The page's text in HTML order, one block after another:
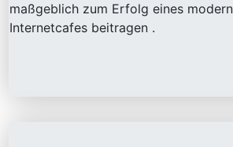
maßgeblich zum Erfolg eines
Internetcafes beitragen .